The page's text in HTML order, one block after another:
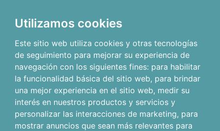
Utilizamos cookies
Este sitio web utiliza cookies y otras tecnologías
de seguimiento para mejorar su experiencia de
navegación con los siguientes fines: para habilitar
la funcionalidad básica del sitio web, para brindar
una mejor experiencia en el sitio web, medir su
interés en nuestros productos y servicios y
personalizar las interacciones de marketing, para
mostrar anuncios que sean más relevantes para